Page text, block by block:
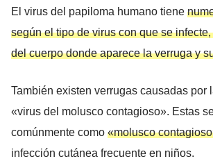
El virus del papiloma humano tiene
según el tipo de virus con que se
del cuerpo donde aparece la verruga y
También existen verrugas causadas por
«virus del molusco contagioso». Estas
comúnmente como «molusco
infección cutánea frecuente en niños.